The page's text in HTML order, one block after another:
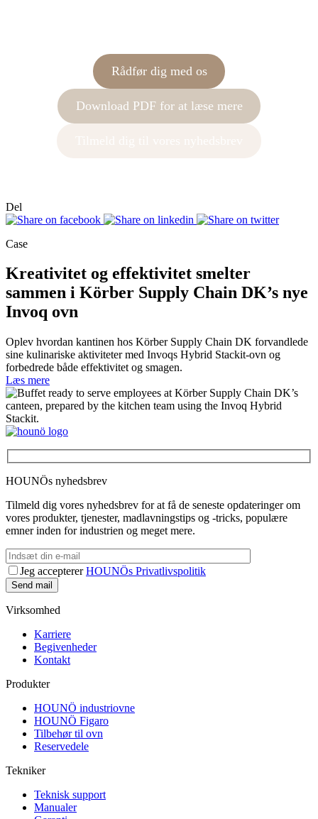
Rådfør dig med os
Download PDF for at læse mere
Del
Case
Kreativitet og effektivitet smelter
sammen i Körber Supply Chain DK’s nye
Invoq ovn
Oplev hvordan kantinen hos Körber Supply Chain DK forvandlede
sine kulinariske aktiviteter med Invoqs Hybrid Stackit-ovn og
forbedrede både effektivitet og smagen.
Læs mere
HOUNÖs nyhedsbrev
Tilmeld dig vores nyhedsbrev for at få de seneste opdateringer om
vores produkter, tjenester, madlavningstips og -tricks, populære
emner inden for industrien og meget mere.
Jeg acceptererHOUNÖs Privatlivspolitik
Virksomhed
Karriere
Begivenheder
Kontakt
Produkter
HOUNÖ industriovne
HOUNÖ Figaro
Tilbehør til ovn
Reservedele
Tekniker
Teknisk support
Manualer